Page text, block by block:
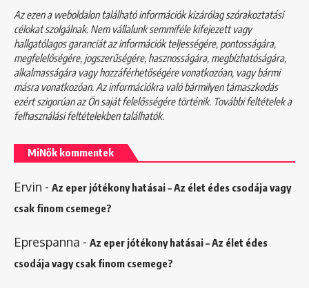
Az ezen a weboldalon található információk kizárólag szórakoztatási
célokat szolgálnak. Nem vállalunk semmiféle kifejezett vagy
hallgatólagos garanciát az információk teljességére, pontosságára,
megfelelőségére, jogszerűségére, hasznosságára, megbízhatóságára,
alkalmasságára vagy hozzáférhetőségére vonatkozóan, vagy bármi
másra vonatkozóan. Az információkra való bármilyen támaszkodás
ezért szigorúan az Ön saját felelősségére történik. További feltételek a
felhasználási feltételekbentalálhatók.
MiNők kommentek
Ervin - Az eper jótékony hatásai – Az élet édes csodája vagy
csak finom csemege?
Eprespanna - Az eper jótékony hatásai – Az élet édes
csodája vagy csak finom csemege?